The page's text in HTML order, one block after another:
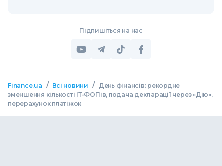
Підпишіться на нас
Finance.ua / Всі новини /
День фінансів: рекордне
зменшення кількості ІТ-ФОПів, подача декларації через «Дію»,
перерахунок платіжок